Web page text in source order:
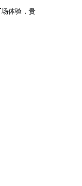
体验，贵